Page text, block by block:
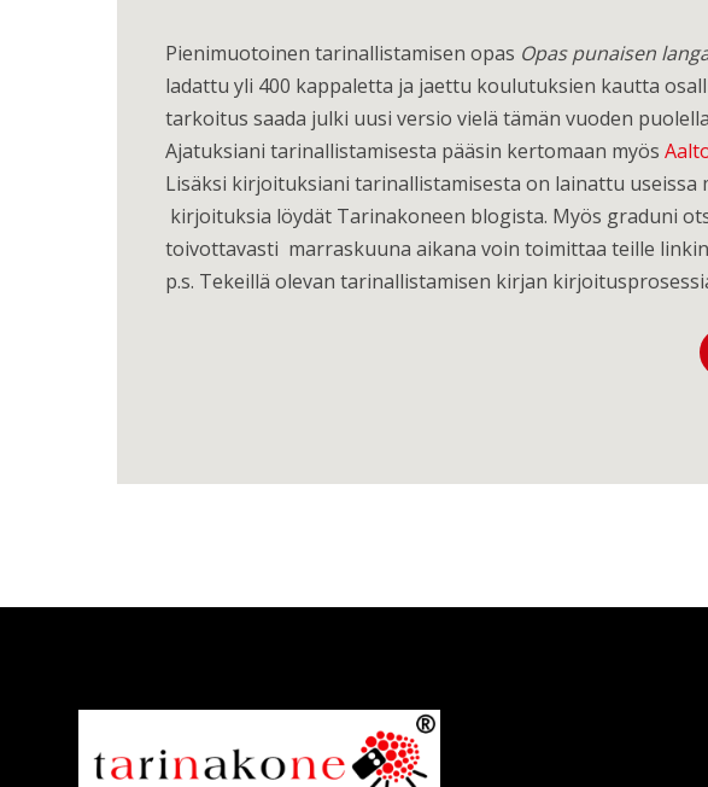
Pienimuotoinen tarinallistamisen opas Opas punaisen
ladattu yli 400 kappaletta ja jaettu koulutuksien kautta
tarkoitus saada julki uusi versio vielä tämän vuoden
Ajatuksiani tarinallistamisesta pääsin kertomaan myös
Lisäksi kirjoituksiani tarinallistamisesta on lainattu
kirjoituksia löydät Tarinakoneen blogista. Myös graduni
toivottavasti marraskuuna aikana voin toimittaa teille
p.s. Tekeillä olevan tarinallistamisen kirjan